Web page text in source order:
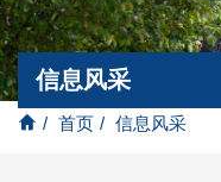
/ 首页 / 信息风采
信息风采